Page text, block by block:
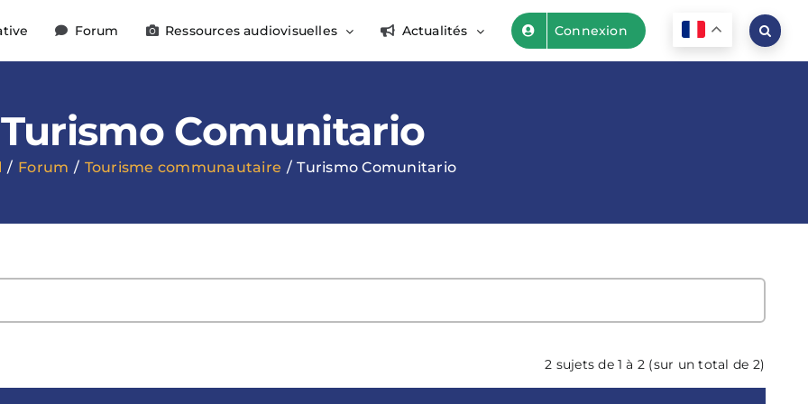
Forum Ressources audiovisuelles Actualités Connexion
Turismo Comunitario
Forum Tourisme communautaire Turismo Comunitario
2 sujets de 1 à 2 (sur un total de 2)